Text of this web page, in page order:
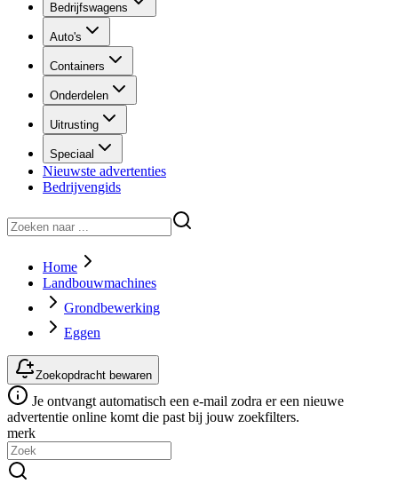
Bedrijfswagens
Auto's
Containers
Onderdelen
Uitrusting
Speciaal
Nieuwste advertenties
Bedrijvengids
Home
Landbouwmachines
Grondbewerking
Eggen
Zoekopdracht bewaren
Je ontvangt automatisch een e-mail zodra er een nieuwe
advertentie online komt die past bij jouw zoekfilters.
merk